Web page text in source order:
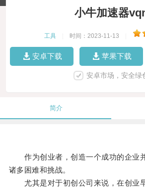
小牛加速器
工具 时间：2023-11-13
安卓下载 苹果下载
安卓市场，安全绿
简介
作为创业者，创造一个成功的企业
诸多困难和挑战。
尤其是对于初创公司来说，在创业